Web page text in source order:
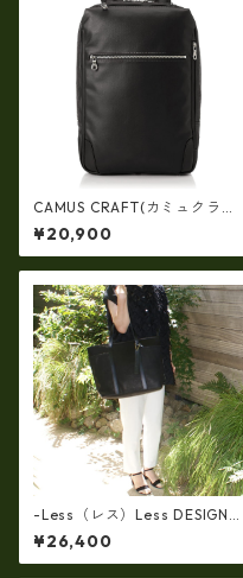
CAMUS CRAFT(カミュクラフ
ト) ビジネスバッグ リュック
サック 日本製 撥水 軽量 ユニ
セックス cc-2702
¥20,900
-Less（レス）Less DESIGN
(レスデザイン)Scarred Textu
re（牛革）斜め掛け＆多機能
トート（L/SIZE） LMSB-0514
¥26,400